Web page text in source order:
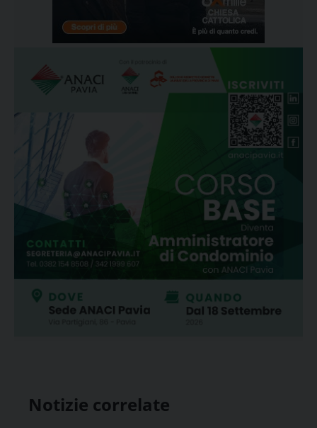
Notizie correlate